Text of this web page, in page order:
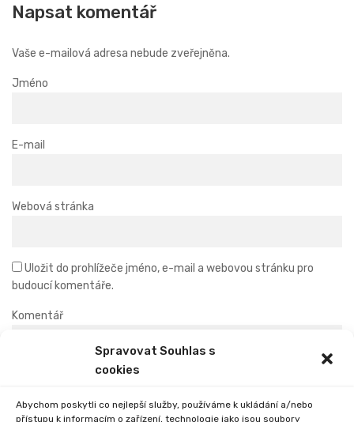
Spravovat Souhlas s
cookies
Abychom poskytli co nejlepší služby, používáme k ukládání a/nebo
přístupu k informacím o zařízení, technologie jako jsou soubory
v
i
g
a
i
Napsat komentář
Vaše e-mailová adresa nebude zveřejněna.
Jméno
E-mail
Webová stránka
Uložit do prohlížeče jméno, e-mail a webovou stránku pro
budoucí komentáře.
Komentář